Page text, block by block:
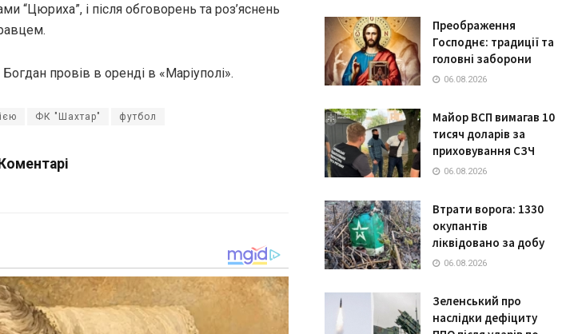
“Цюриха”, і після обговорень та роз’яснень
провів в оренді в «Маріуполі».
ФК "Шахтар" футбол
Преображення
Господнє: традиції та
головні заборони
06.08.2026
Майор ВСП вимагав 10
тисяч доларів за
приховування СЗЧ
06.08.2026
Втрати ворога: 1330
окупантів
ліквідовано за добу
06.08.2026
Зеленський про
наслідки дефіциту